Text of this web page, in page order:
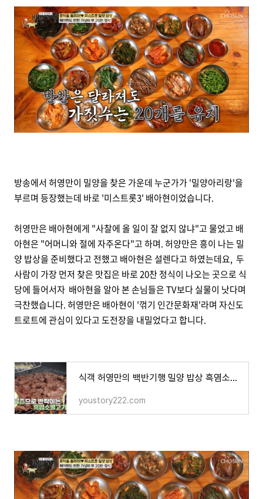
방송에서 허영만이 밀양을 찾은 가운데 누군가가 '밀양아리랑'을
부르며 등장했는데 바로 '미스트롯3' 배아현이었습니다.
허영만은 배아현에게 "사찰에 올 일이 잘 없지 않냐"고 물었고 배
아현은 "어머니와 절에 자주온다"고 하며. 허양만은 흥이 나는 밀
양 밥상을 준비했다고 전했고 배아현은 설렌다고 하였는데요, 두
사람이 가장 먼저 찾은 맛집은 바로 20찬 정식이 나오는 곳으로 식
당에 들어서자 배아현을 알아 본 손님들은 TV보다 실물이 낫다며
극찬했습니다. 허영만은 배아현이 '꺾기 인간문화재'라며 자신도
트로트에 관심이 있다고 도전장을 내밀었다고 합니다.
식객 허영만의 백반기행 밀양 밥상 흑염소불고기 재악산 매운더덕구이 육회 전골 맛집 미스트롯
youstory222.com